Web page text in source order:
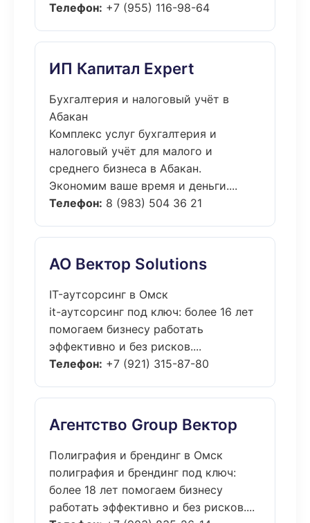
Телефон: +7 (955) 116-98-64
ИП Капитал Expert
Бухгалтерия и налоговый учёт в
Абакан
Комплекс услуг бухгалтерия и
налоговый учёт для малого и
среднего бизнеса в Абакан.
Экономим ваше время и деньги....
Телефон: 8 (983) 504 36 21
АО Вектор Solutions
IT-аутсорсинг в Омск
it-аутсорсинг под ключ: более 16 лет
помогаем бизнесу работать
эффективно и без рисков....
Телефон: +7 (921) 315-87-80
Агентство Group Вектор
Полиграфия и брендинг в Омск
полиграфия и брендинг под ключ:
более 18 лет помогаем бизнесу
работать эффективно и без рисков....